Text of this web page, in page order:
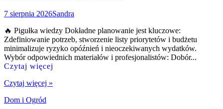
7 sierpnia 2026Sandra
🔥 Pigułka wiedzy Dokładne planowanie jest kluczowe:
Zdefiniowanie potrzeb, stworzenie listy priorytetów i budżetu
minimalizuje ryzyko opóźnień i nieoczekiwanych wydatków.
Wybór odpowiednich materiałów i profesjonalistów: Dobór...
Czytaj więcej
Czytaj więcej »
Dom i Ogród